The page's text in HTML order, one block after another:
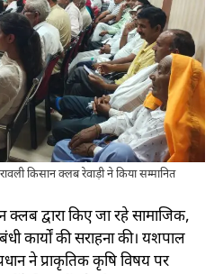
किसान क्लब रेवाड़ी ने किया सम्मानित
द्वारा किए जा रहे सामाजिक,
कार्यों की सराहना की। यशपाल
ने प्राकृतिक कृषि विषय पर